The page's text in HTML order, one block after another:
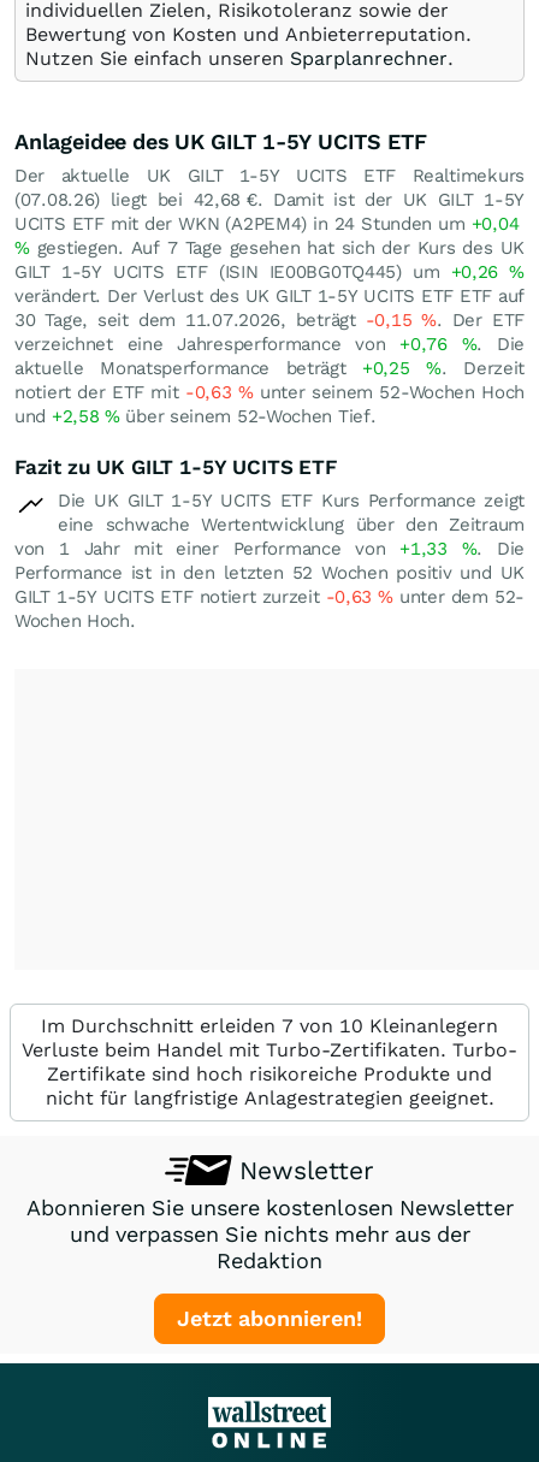
individuellen Zielen, Risikotoleranz sowie der
Bewertung von Kosten und Anbieterreputation.
Nutzen Sie einfach unseren Sparplanrechner.
Anlageidee des UK GILT 1-5Y UCITS ETF
Der aktuelle UK GILT 1-5Y UCITS ETF Realtimekurs
(07.08.26) liegt bei 42,68 €. Damit ist der UK GILT 1-5Y
UCITS ETF mit der WKN (A2PEM4) in 24 Stunden um +0,04
%gestiegen. Auf 7 Tage gesehen hat sich der Kurs des UK
GILT 1-5Y UCITS ETF (ISIN IE00BG0TQ445) um +0,26%
verändert. Der Verlust des UK GILT 1-5Y UCITS ETF ETF auf
30 Tage, seit dem 11.07.2026, beträgt -0,15%. Der ETF
verzeichnet eine Jahresperformance von +0,76 %. Die
aktuelle Monatsperformance beträgt +0,25%. Derzeit
notiert der ETF mit -0,63 %unter seinem 52-Wochen Hoch
und +2,58%über seinem 52-Wochen Tief.
Fazit zu UK GILT 1-5Y UCITS ETF
Die UK GILT 1-5Y UCITS ETF Kurs Performance zeigt
eine schwache Wertentwicklung über den Zeitraum
von 1 Jahr mit einer Performance von +1,33 %. Die
Performance ist in den letzten 52 Wochen positiv und UK
GILT 1-5Y UCITS ETF notiert zurzeit -0,63%unter dem 52-
Wochen Hoch.
Im Durchschnitt erleiden 7 von 10 Kleinanlegern
Verluste beim Handel mit Turbo-Zertifikaten. Turbo-
Zertifikate sind hoch risikoreiche Produkte und
nicht für langfristige Anlagestrategien geeignet.
Newsletter
Abonnieren Sie unsere kostenlosen Newsletter
und verpassen Sie nichts mehr aus der
Redaktion
Jetzt abonnieren!